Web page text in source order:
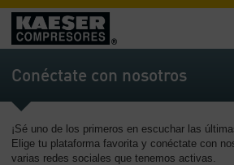
Productos
y
soluciones
-
Servicios
Conéctate con nosotros
¡Sé uno de los primeros en escuchar las
Elige tu plataforma favorita y conéctate con
varias redes sociales que tenemos activas.